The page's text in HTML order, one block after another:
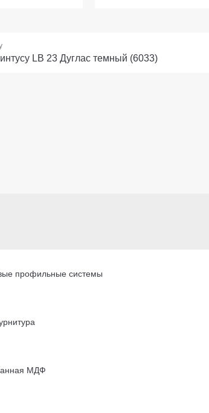
LB 23 Дуглас темный (6033)
профильные системы
МДФ